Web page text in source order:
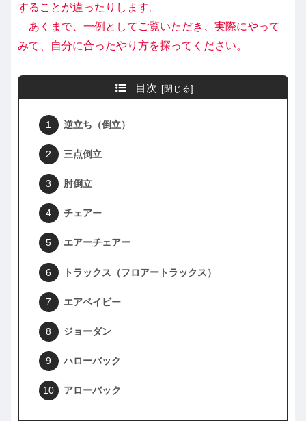
することが違ったりします。
あくまで、一例としてご覧いただき、実際にやって
みて、自分に合ったやり方を探ってください。
目次
逆立ち（倒立）
三点倒立
肘倒立
チェアー
エアーチェアー
トラックス（フロアートラックス）
エアベイビー
ジョーダン
ハローバック
アローバック